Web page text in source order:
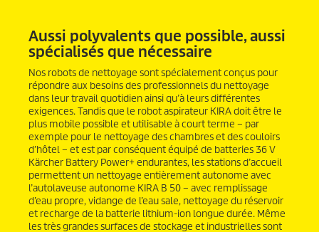
Aussi polyvalents que possible, aussi
spécialisés que nécessaire
Nos robots de nettoyage sont spécialement conçus pour
répondre aux besoins des professionnels du nettoyage
dans leur travail quotidien ainsi qu’à leurs différentes
exigences. Tandis que le robot aspirateur KIRA doit être le
plus mobile possible et utilisable à court terme – par
exemple pour le nettoyage des chambres et des couloirs
d’hôtel – et est par conséquent équipé de batteries 36 V
Kärcher Battery Power+ endurantes, les stations d’accueil
permettent un nettoyage entièrement autonome avec
l’autolaveuse autonome KIRA B 50 – avec remplissage
d’eau propre, vidange de l’eau sale, nettoyage du réservoir
et recharge de la batterie lithium-ion longue durée. Même
les très grandes surfaces de stockage et industrielles sont